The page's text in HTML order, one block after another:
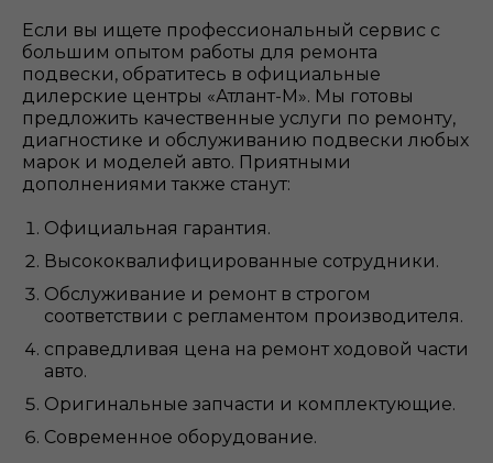
Если вы ищете профессиональный сервис с
большим опытом работы для ремонта
подвески, обратитесь в официальные
дилерские центры «Атлант-М». Мы готовы
предложить качественные услуги по ремонту,
диагностике и обслуживанию подвески любых
марок и моделей авто. Приятными
дополнениями также станут:
Официальная гарантия.
Высококвалифицированные сотрудники.
Обслуживание и ремонт в строгом
соответствии с регламентом производителя.
справедливая цена на ремонт ходовой части
авто.
Оригинальные запчасти и комплектующие.
Современное оборудование.